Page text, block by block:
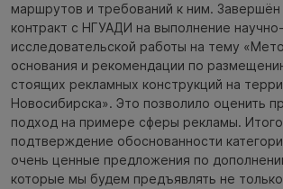
маршрутов и требований к ним.
контракт с НГУАДИ на выполнение научно-
исследовательской работы на тему
основания и рекомендации по
стоящих рекламных конструкций на
Новосибирска». Это позволило оценить
подход на примере сферы рекламы.
подтверждение обоснованности
очень ценные предложения по
которые мы будем предъявлять не